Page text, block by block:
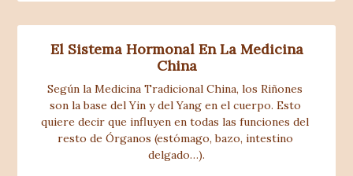
El Sistema Hormonal En La Medicina
China
Según la Medicina Tradicional China, los Riñones
son la base del Yin y del Yang en el cuerpo. Esto
quiere decir que influyen en todas las funciones del
resto de Órganos (estómago, bazo, intestino
delgado…).